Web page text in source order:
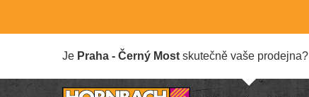
Je Praha - Černý Most skutečně vaše prodejna?